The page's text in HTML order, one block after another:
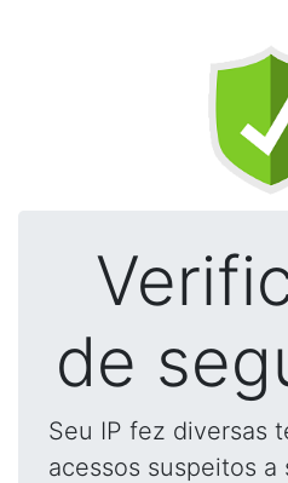
de
Seu IP fez diversas
acessos suspeitos a